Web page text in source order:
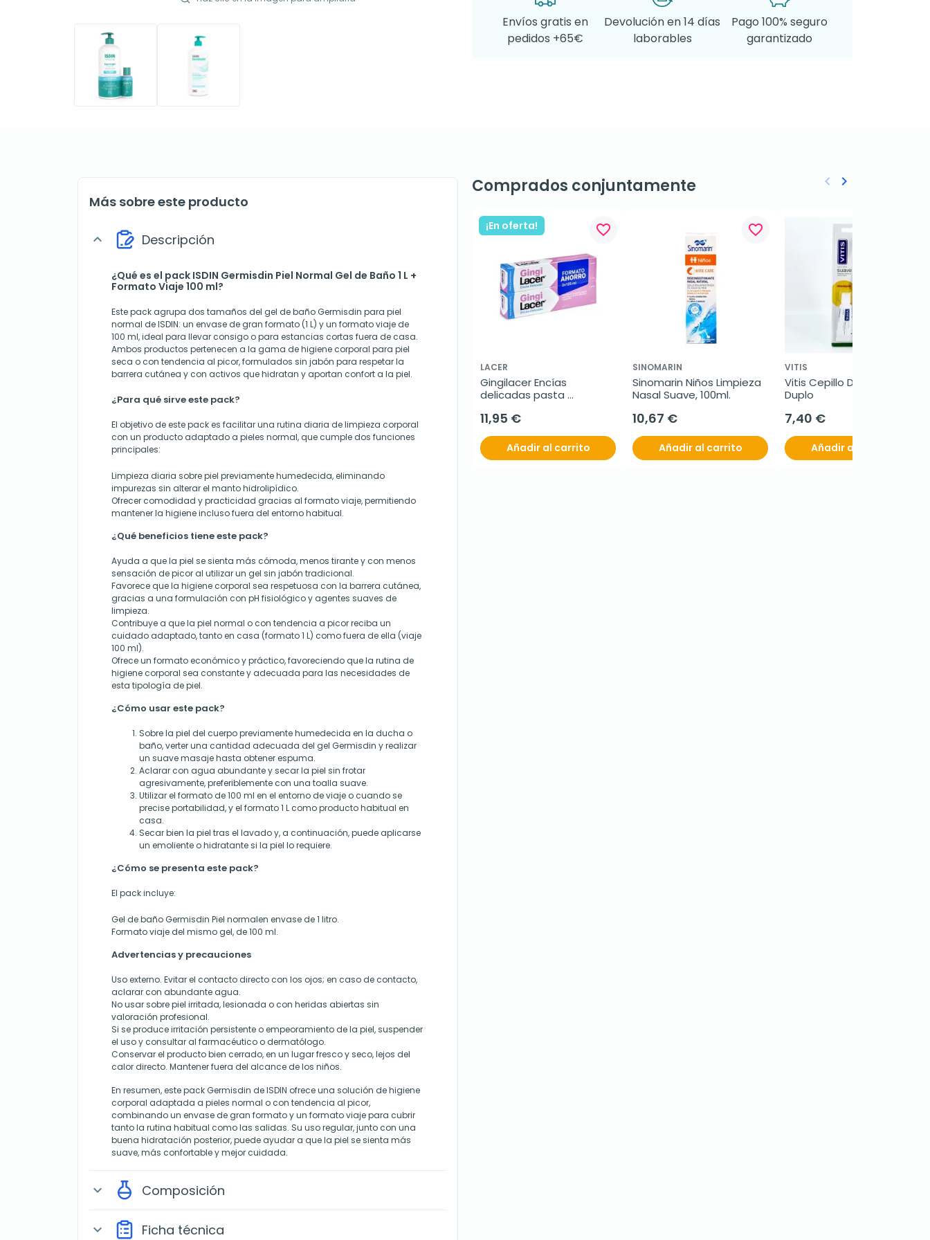
Envíos gratis en
pedidos +65€
Devolución en 14 días
laborables
Pago 100% seguro
garantizado
Más sobre este producto
expand_more Descripción
¿Qué es el pack ISDIN Germisdin Piel Normal Gel de Baño 1 L +
Formato Viaje 100 ml?
Este pack agrupa dos tamaños del gel de baño Germisdin para piel
normal de ISDIN: un envase de gran formato (1 L) y un formato viaje de
100 ml, ideal para llevar consigo o para estancias cortas fuera de casa.
Ambos productos pertenecen a la gama de higiene corporal para piel
seca o con tendencia al picor, formulados sin jabón para respetar la
barrera cutánea y con activos que hidratan y aportan confort a la piel.
¿Para qué sirve este pack?
El objetivo de este pack es facilitar una rutina diaria de limpieza corporal
con un producto adaptado a pieles normal, que cumple dos funciones
principales:
Limpieza diaria sobre piel previamente humedecida, eliminando
impurezas sin alterar el manto hidrolipídico.
Ofrecer comodidad y practicidad gracias al formato viaje, permitiendo
mantener la higiene incluso fuera del entorno habitual.
¿Qué beneficios tiene este pack?
Ayuda a que la piel se sienta más cómoda, menos tirante y con menos
sensación de picor al utilizar un gel sin jabón tradicional.
Favorece que la higiene corporal sea respetuosa con la barrera cutánea,
gracias a una formulación con pH fisiológico y agentes suaves de
limpieza.
Contribuye a que la piel normal o con tendencia a picor reciba un
cuidado adaptado, tanto en casa (formato 1 L) como fuera de ella (viaje
100 ml).
Ofrece un formato económico y práctico, favoreciendo que la rutina de
higiene corporal sea constante y adecuada para las necesidades de
esta tipología de piel.
¿Cómo usar este pack?
Sobre la piel del cuerpo previamente humedecida en la ducha o
baño, verter una cantidad adecuada del gel Germisdin y realizar
un suave masaje hasta obtener espuma.
Aclarar con agua abundante y secar la piel sin frotar
agresivamente, preferiblemente con una toalla suave.
Utilizar el formato de 100 ml en el entorno de viaje o cuando se
precise portabilidad, y el formato 1 L como producto habitual en
casa.
Secar bien la piel tras el lavado y, a continuación, puede aplicarse
un emoliente o hidratante si la piel lo requiere.
¿Cómo se presenta este pack?
El pack incluye:
Gel de baño Germisdin Piel normalen envase de 1 litro.
Formato viaje del mismo gel, de 100 ml.
Advertencias y precauciones
Uso externo. Evitar el contacto directo con los ojos; en caso de contacto,
aclarar con abundante agua.
No usar sobre piel irritada, lesionada o con heridas abiertas sin
valoración profesional.
Si se produce irritación persistente o empeoramiento de la piel, suspender
el uso y consultar al farmacéutico o dermatólogo.
Conservar el producto bien cerrado, en un lugar fresco y seco, lejos del
calor directo. Mantener fuera del alcance de los niños.
En resumen, este pack Germisdin de ISDIN ofrece una solución de higiene
corporal adaptada a pieles normal o con tendencia al picor,
combinando un envase de gran formato y un formato viaje para cubrir
tanto la rutina habitual como las salidas. Su uso regular, junto con una
buena hidratación posterior, puede ayudar a que la piel se sienta más
suave, más confortable y mejor cuidada.
expand_more Composición
expand_more Ficha técnica
Comprados conjuntamente
¡En oferta! favorite_border
LACER
Gingilacer Encías
delicadas pasta
11,95 €
Añadir al carrito
favorite_border
SINOMARIN
Sinomarin Niños Limpieza
Nasal Suave, 100ml.
10,67 €
Añadir al carrito
VITIS
Vitis Cepillo Dental Suave
Duplo
7,40 €
Añadir al carrito
Anterior
keyboard_arrow_left Siguiente
keyboard_arrow_right